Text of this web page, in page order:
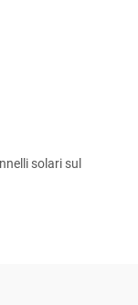
solari sul